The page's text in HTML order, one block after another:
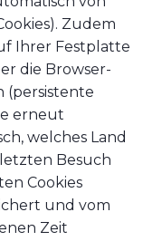
Zudem
Ihrer Festplatte
die Browser-
(persistente
erneut
welches Land
Besuch
Cookies
und vom
Zeit